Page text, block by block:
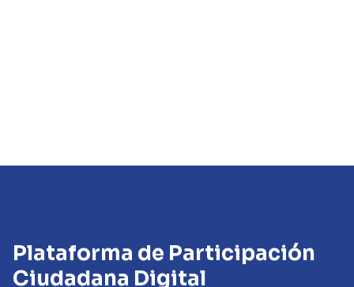
Plataforma de Participación
Ciudadana Digital